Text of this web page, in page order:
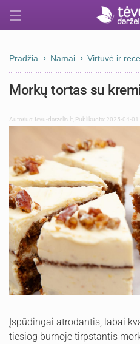
Pradžia Namai Virtuvė ir
Morkų tortas su
Autorius:tevu-darzelis.lt Publikuota: 2025-04-01
Įspūdingai atrodantis, labai
tiesiog burnoje tirpstantis